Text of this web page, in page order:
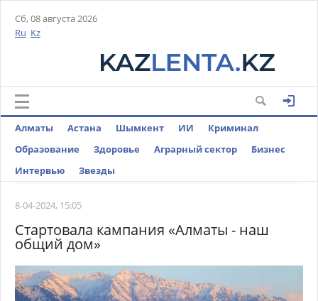
Сб, 08 августа 2026
Ru Kz
Алматы Астана Шымкент ИИ
Криминал
Образование
Здоровье Аграрный сектор
Бизнес
Интервью
Звезды
8-04-2024, 15:05
Стартовала кампания «Алматы - наш
общий дом»